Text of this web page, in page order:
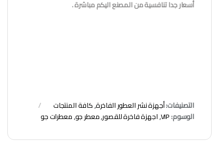
أسعار جدا تنافسية من المصنع اليكم مباشرة .
التصنيفات:أجهزة نشر العطور الفاخرة,كافة المنتجات
الوسوم:VIP
,اجهزة فاخرة للقصور,معطر جو,معطرات جو